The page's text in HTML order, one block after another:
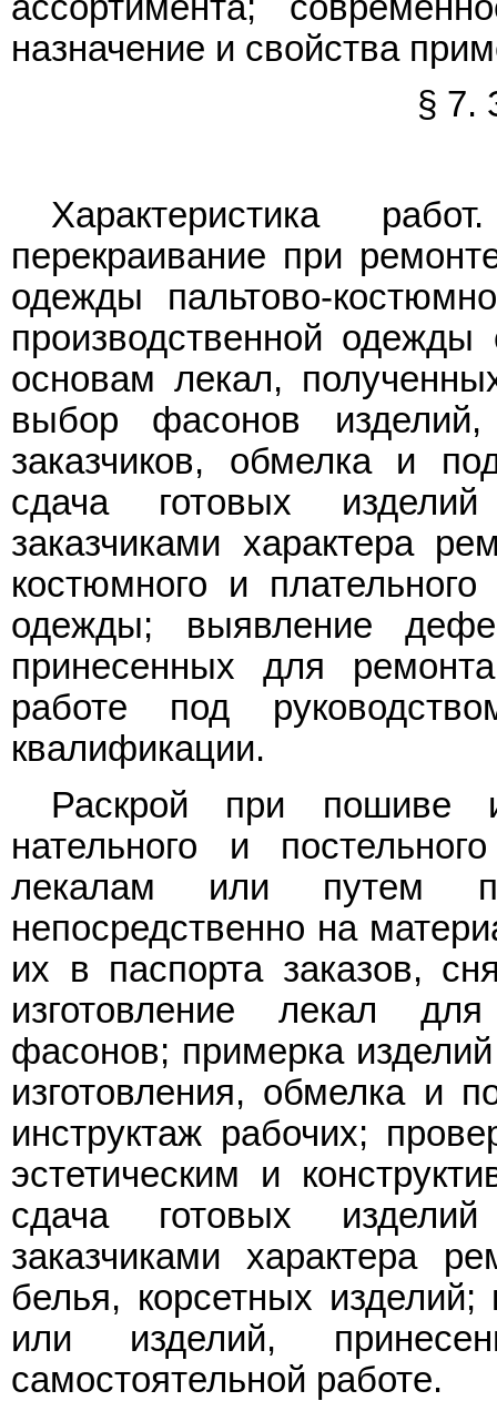
назначение и свойства
§ 7.
Характеристика
перекраивание при
одежды пальтово-
производственной
основам лекал,
выбор фасонов
заказчиков, обмелка и
сдача готовых
заказчиками характера
костюмного и
одежды; выявление
принесенных для
работе под
квалификации.
Раскрой при пошиве
нательного и
лекалам или путем
непосредственно на
их в паспорта заказов,
изготовление лекал
фасонов; примерка
изготовления, обмелка и
инструктаж рабочих;
эстетическим и
сдача готовых
заказчиками характера
белья, корсетных
или изделий,
самостоятельной работе.